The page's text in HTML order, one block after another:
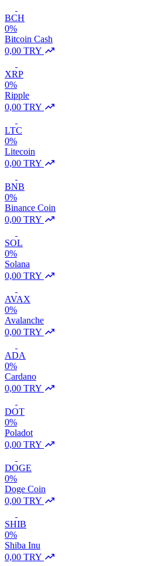
BCH
0%
Bitcoin Cash
0,00 TRY
XRP
0%
Ripple
0,00 TRY
LTC
0%
Litecoin
0,00 TRY
BNB
0%
Binance Coin
0,00 TRY
SOL
0%
Solana
0,00 TRY
AVAX
0%
Avalanche
0,00 TRY
ADA
0%
Cardano
0,00 TRY
DOT
0%
Poladot
0,00 TRY
DOGE
0%
Doge Coin
0,00 TRY
SHIB
0%
Shiba Inu
0,00 TRY